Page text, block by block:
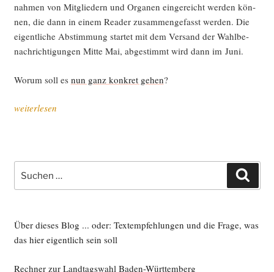
nah­men von Mit­glie­dern und Orga­nen ein­ge­reicht wer­den kön­
nen, die dann in einem Rea­der zusam­men­ge­fasst wer­den. Die
eigent­li­che Abstim­mung star­tet mit dem Ver­sand der Wahl­be­
nach­rich­ti­gun­gen Mit­te Mai, abge­stimmt wird dann im Juni.
Wor­um soll es nun ganz kon­kret gehen?
„Par­
weiterlesen
nach:
Über dieses Blog ... oder: Textempfehlungen und die Frage, was
das hier eigentlich sein soll
Rechner zur Landtagswahl Baden-Württemberg